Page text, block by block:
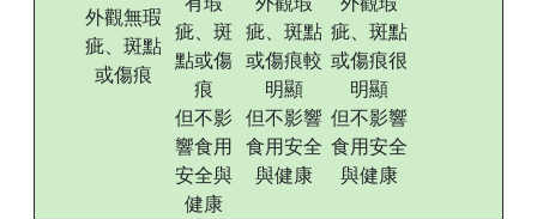
外觀無瑕
疵、斑點
或傷痕
疵、斑
點或傷
痕
但不影
響食用
安全與
健康
疵、斑點
或傷痕較
明顯
但不影響
食用安全
與健康
疵、斑點
或傷痕很
明顯
但不影響
食用安全
與健康